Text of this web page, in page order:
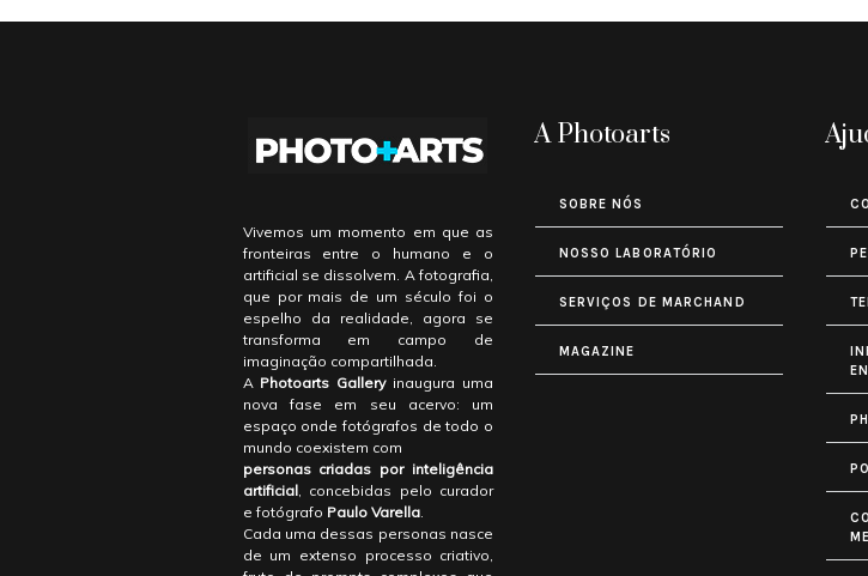
Vivemos um momento em que as
fronteiras entre o humano e o
artificial se dissolvem. A fotografia,
que por mais de um século foi o
espelho da realidade, agora se
transforma em campo de
imaginação compartilhada.
A Photoarts Galleryinaugura uma
nova fase em seu acervo: um
espaço onde fotógrafos de todo o
mundo coexistem com
personas criadas por inteligência
artificial, concebidas pelo curador
e fotógrafo Paulo Varella.
Cada uma dessas personas nasce
de um extenso processo criativo,
A Photoarts
SOBRE NÓS
NOSSO LABORATÓRIO
SERVIÇOS DE MARCHAND
MAGAZINE